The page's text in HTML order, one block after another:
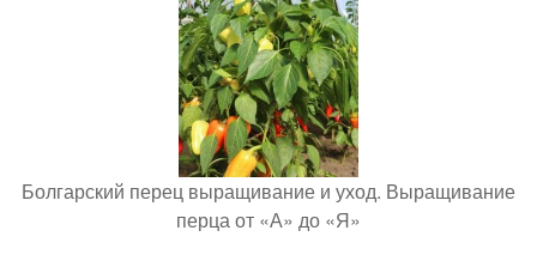
Болгарский перец выращивание и уход. Выращивание
перца от «А» до «Я»